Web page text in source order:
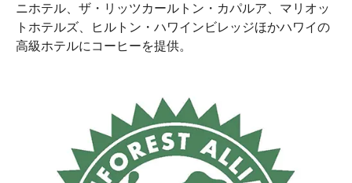
ニホテル、ザ・リッツカールトン・カパルア、マリオッ
トホテルズ、ヒルトン・ハワインビレッジほかハワイの
高級ホテルにコーヒーを提供。